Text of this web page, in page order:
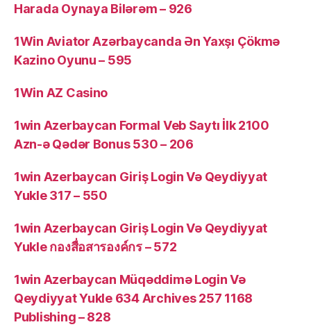
Harada Oynaya Bilərəm – 926
1Win Aviator Azərbaycanda Ən Yaxşı Çökmə
Kazino Oyunu – 595
1Win AZ Casino
1win Azerbaycan Formal Veb Saytı İlk 2100
Azn-ə Qədər Bonus 530 – 206
1win Azerbaycan Giriş Login Və Qeydiyyat
Yukle 317 – 550
1win Azerbaycan Giriş Login Və Qeydiyyat
Yukle กองสื่อสารองค์กร – 572
1win Azerbaycan Müqəddimə Login Və
Qeydiyyat Yukle 634 Archives 257 1168
Publishing – 828